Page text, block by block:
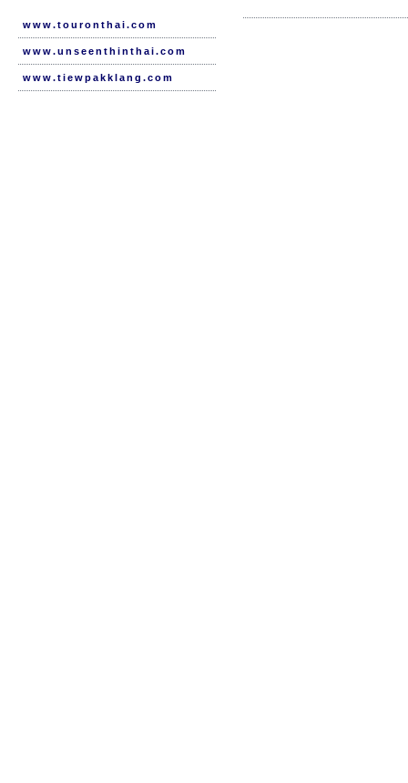
www.touronthai.com
www.unseenthinthai.com
www.tiewpakklang.com